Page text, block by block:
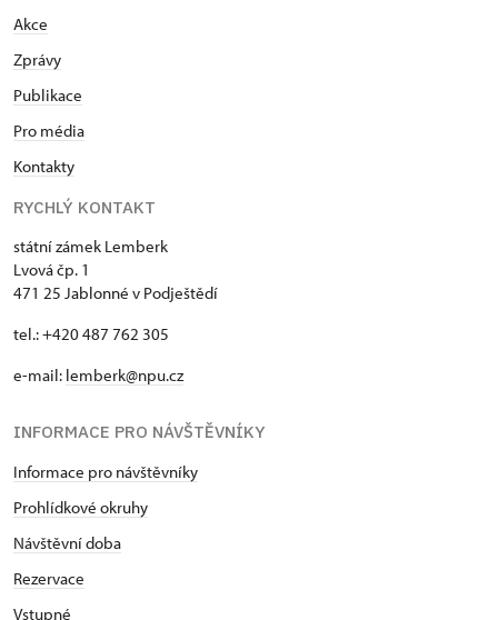
Akce
Zprávy
Publikace
Pro média
Kontakty
RYCHLÝ KONTAKT
státní zámek Lemberk
Lvová čp. 1
471 25 Jablonné v Podještědí
tel.: +420 487 762 305
e-mail: lemberk@npu.cz
INFORMACE PRO NÁVŠTĚVNÍKY
Informace pro návštěvníky
Prohlídkové okruhy
Návštěvní doba
Rezervace
Vstupné